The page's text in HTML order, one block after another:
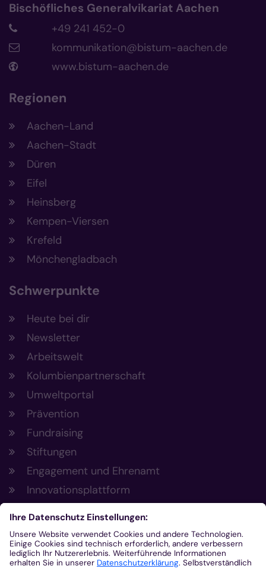
Bischöfliches Generalvikariat Aachen
+49 241 452-0
kommunikation@bistum-aachen.de
www.bistum-aachen.de
Regionen
Aachen-Land
Aachen-Stadt
Düren
Eifel
Heinsberg
Kempen-Viersen
Krefeld
Mönchengladbach
Schwerpunkte
Heute bei dir
Newsletter
Arbeitswelt
Kolumbienpartnerschaft
Umweltportal
Prävention
Fundraising
Stiftungen
Engagement und Ehrenamt
Innovationsplattform
Aus der Plattform
Nachrichten